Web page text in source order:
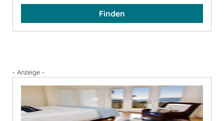
Finden
- Anzeige -